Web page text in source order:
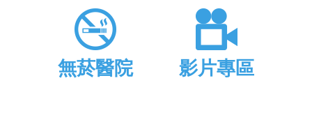
無菸醫院 影片專區